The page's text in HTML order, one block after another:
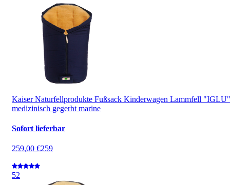
Kaiser Naturfellprodukte Fußsack Kinderwagen Lammfell "IGLU"
medizinisch gegerbt marine
Sofort lieferbar
259,00 €259
52